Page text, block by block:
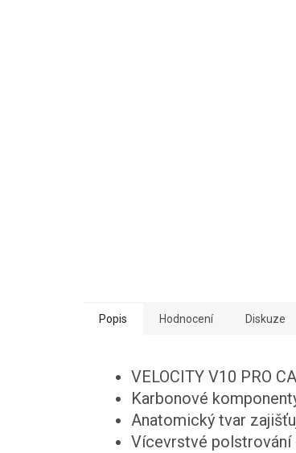
Popis Hodnocení Diskuze
VELOCITY V10 PRO
Karbonové
Anatomický tvar
Vícevrstvé polstrování